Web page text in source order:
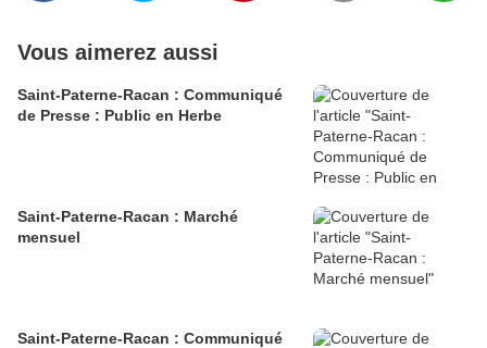
Vous aimerez aussi
Saint-Paterne-Racan : Communiqué
de Presse : Public en Herbe
Saint-Paterne-Racan : Marché
mensuel
Saint-Paterne-Racan : Communiqué